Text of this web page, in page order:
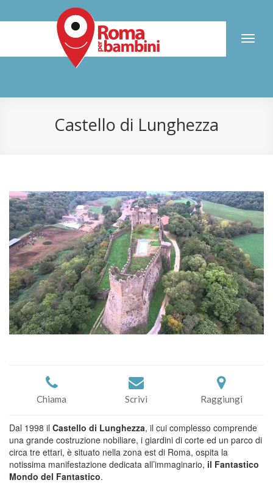
Toggle
Castello di Lunghezza
Chiama Scrivi Raggiungi
Dal 1998 il Castello di Lunghezza, il cui complesso comprende
una grande costruzione nobiliare, i giardini di corte ed un parco di
circa tre ettari, è situato nella zona est di Roma, ospita la
notissima manifestazione dedicata all’immaginario, il Fantastico
Mondo del Fantastico.